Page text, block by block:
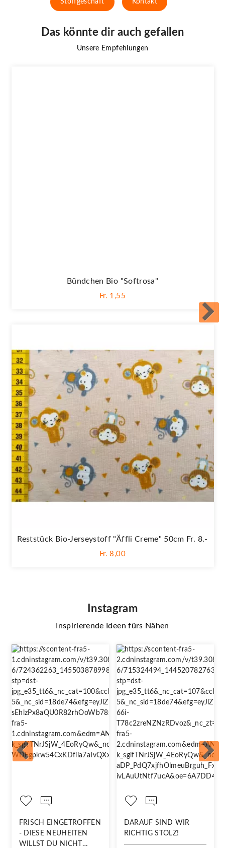
Das könnte dir auch gefallen
Unsere Empfehlungen
Bündchen Bio "Softrosa"
Fr. 1,55
Reststück Bio-Jerseystoff "Äffli Creme" 50cm Fr. 8.-
Fr. 8,00
Instagram
Inspirierende Ideen fürs Nähen
FRISCH EINGETROFFEN
- DIESE NEUHEITEN
WILLST DU NICHT
DARAUF SIND WIR
RICHTIG STOLZ!